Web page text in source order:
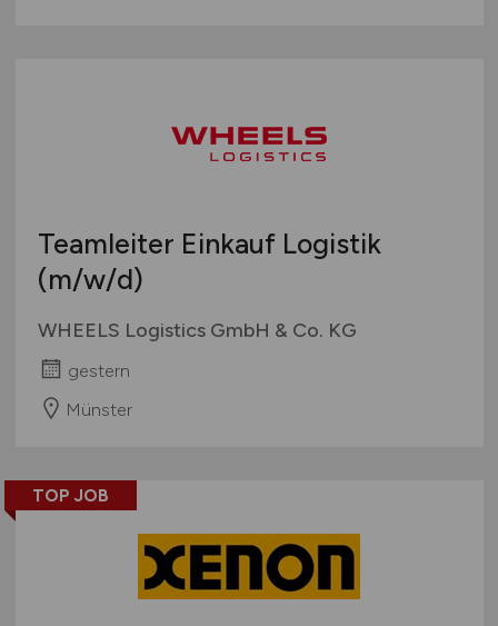
Teamleiter Einkauf Logistik
(m/w/d)
WHEELS Logistics GmbH & Co. KG
gestern
Münster
TOP JOB